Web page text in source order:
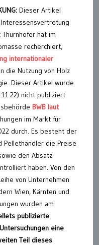
Dieser Artikel
hat im
recherchiert,
internationaler
die Nutzung von Holz
Dieser Artikel wurde
nicht publiziert.
BWB laut
im Markt für
durch. Es besteht der
Pellethändler die Preise
den Absatz
haben. Von den
von Unternehmen
Wien, Kärnten und
wurden am
publizierte
eine
Teil dieses